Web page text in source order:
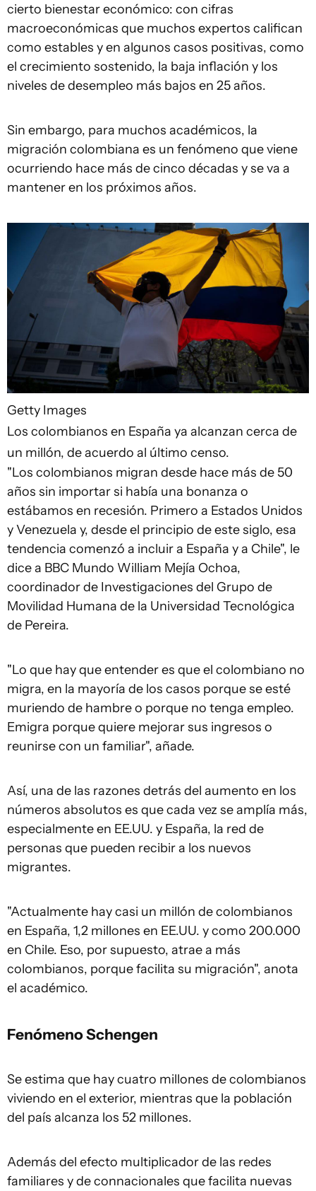
cierto bienestar económico: con cifras
macroeconómicas que muchos expertos califican
como estables y en algunos casos positivas, como
el crecimiento sostenido, la baja inflación y los
niveles de desempleo más bajos en 25 años.
Sin embargo, para muchos académicos, la
migración colombiana es un fenómeno que viene
ocurriendo hace más de cinco décadas y se va a
mantener en los próximos años.
Getty Images
Los colombianos en España ya alcanzan cerca de
un millón, de acuerdo al último censo.
"Los colombianos migran desde hace más de 50
años sin importar si había una bonanza o
estábamos en recesión. Primero a Estados Unidos
y Venezuela y, desde el principio de este siglo, esa
tendencia comenzó a incluir a España y a Chile", le
dice a BBC Mundo William Mejía Ochoa,
coordinador de Investigaciones del Grupo de
Movilidad Humana de la Universidad Tecnológica
de Pereira.
"Lo que hay que entender es que el colombiano no
migra, en la mayoría de los casos porque se esté
muriendo de hambre o porque no tenga empleo.
Emigra porque quiere mejorar sus ingresos o
reunirse con un familiar", añade.
Así, una de las razones detrás del aumento en los
números absolutos es que cada vez se amplía más,
especialmente en EE.UU. y España, la red de
personas que pueden recibir a los nuevos
migrantes.
"Actualmente hay casi un millón de colombianos
en España, 1,2 millones en EE.UU. y como 200.000
en Chile. Eso, por supuesto, atrae a más
colombianos, porque facilita su migración", anota
el académico.
Fenómeno Schengen
Se estima que hay cuatro millones de colombianos
viviendo en el exterior, mientras que la población
del país alcanza los 52 millones.
Además del efecto multiplicador de las redes
familiares y de connacionales que facilita nuevas